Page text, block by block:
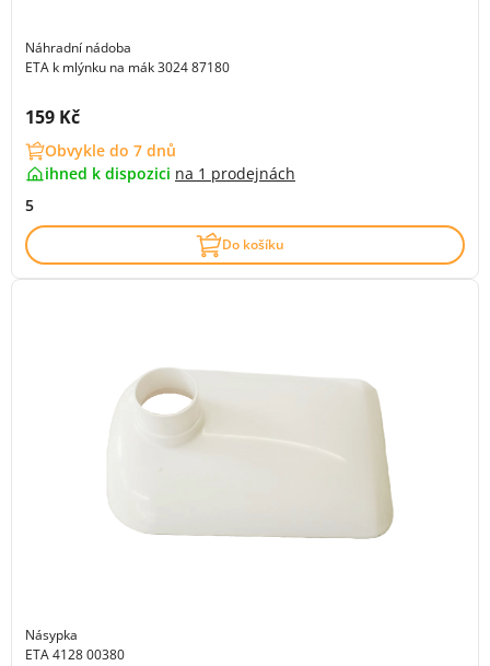
Náhradní nádoba
ETA k mlýnku na mák 3024 87180
Cena s DPH:
159 Kč
Obvykle do 7 dnů
ihned k dispozici na 1 prodejnách
5
Do košíku
Násypka
ETA 4128 00380